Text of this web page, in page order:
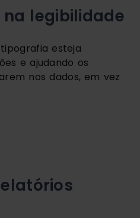
legibilidade
esteja
e ajudando os
nos dados, em vez